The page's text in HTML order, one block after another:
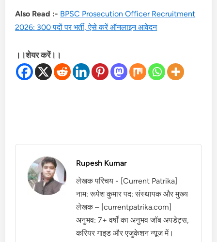
Also Read :- BPSC Prosecution Officer Recruitment
2026: 300 पदों पर भर्ती, ऐसे करें ऑनलाइन आवेदन
।।शेयर करें।।
Rupesh Kumar
लेखक परिचय - [Current Patrika]
नाम: रूपेश कुमार पद: संस्थापक और मुख्य
लेखक – [currentpatrika.com]
अनुभव: 7+ वर्षों का अनुभव जॉब अपडेट्स,
करियर गाइड और एजुकेशन न्यूज में।